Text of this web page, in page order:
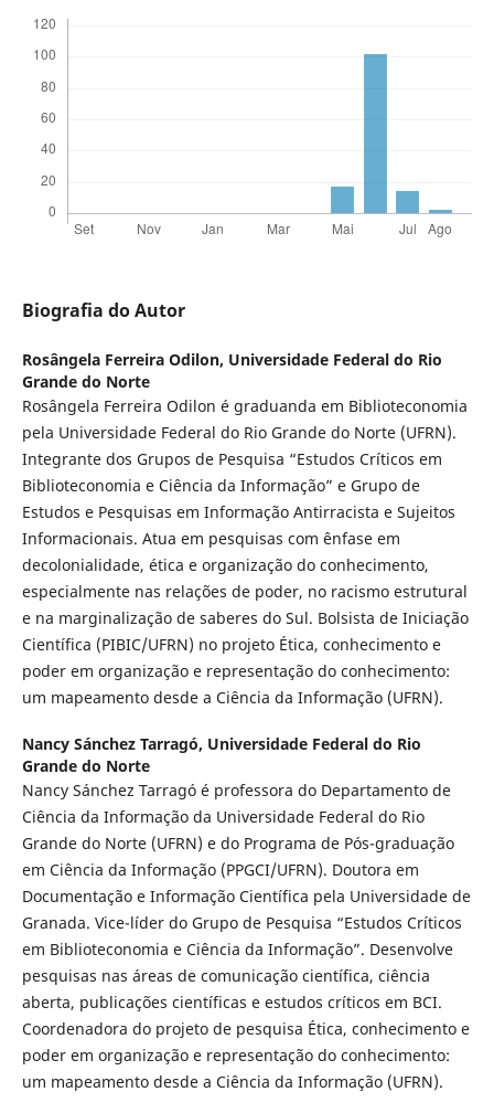
Biografia do Autor
Rosângela Ferreira Odilon, Universidade Federal do Rio
Grande do Norte
Rosângela Ferreira Odilon é graduanda em Biblioteconomia
pela Universidade Federal do Rio Grande do Norte (UFRN).
Integrante dos Grupos de Pesquisa “Estudos Críticos em
Biblioteconomia e Ciência da Informação” e Grupo de
Estudos e Pesquisas em Informação Antirracista e Sujeitos
Informacionais. Atua em pesquisas com ênfase em
decolonialidade, ética e organização do conhecimento,
especialmente nas relações de poder, no racismo estrutural
e na marginalização de saberes do Sul. Bolsista de Iniciação
Científica (PIBIC/UFRN) no projeto Ética, conhecimento e
poder em organização e representação do conhecimento:
um mapeamento desde a Ciência da Informação (UFRN).
Nancy Sánchez Tarragó, Universidade Federal do Rio
Grande do Norte
Nancy Sánchez Tarragó é professora do Departamento de
Ciência da Informação da Universidade Federal do Rio
Grande do Norte (UFRN) e do Programa de Pós-graduação
em Ciência da Informação (PPGCI/UFRN). Doutora em
Documentação e Informação Científica pela Universidade de
Granada. Vice-líder do Grupo de Pesquisa “Estudos Críticos
em Biblioteconomia e Ciência da Informação”. Desenvolve
pesquisas nas áreas de comunicação científica, ciência
aberta, publicações científicas e estudos críticos em BCI.
Coordenadora do projeto de pesquisa Ética, conhecimento e
poder em organização e representação do conhecimento:
um mapeamento desde a Ciência da Informação (UFRN).